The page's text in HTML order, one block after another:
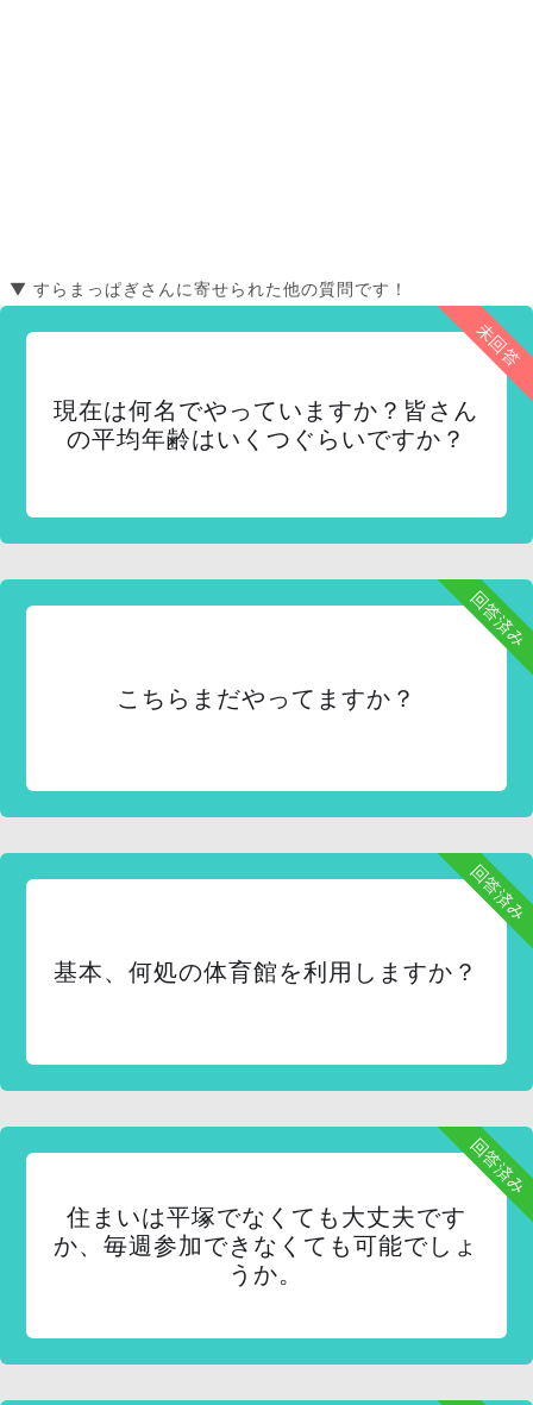
▼ すらまっぱぎさんに寄せられた他の質問です！
未回答
現在は何名でやっていますか？皆さん
の平均年齢はいくつぐらいですか？
回答済み
こちらまだやってますか？
回答済み
基本、何処の体育館を利用しますか？
回答済み
住まいは平塚でなくても大丈夫です
か、毎週参加できなくても可能でしょ
うか。